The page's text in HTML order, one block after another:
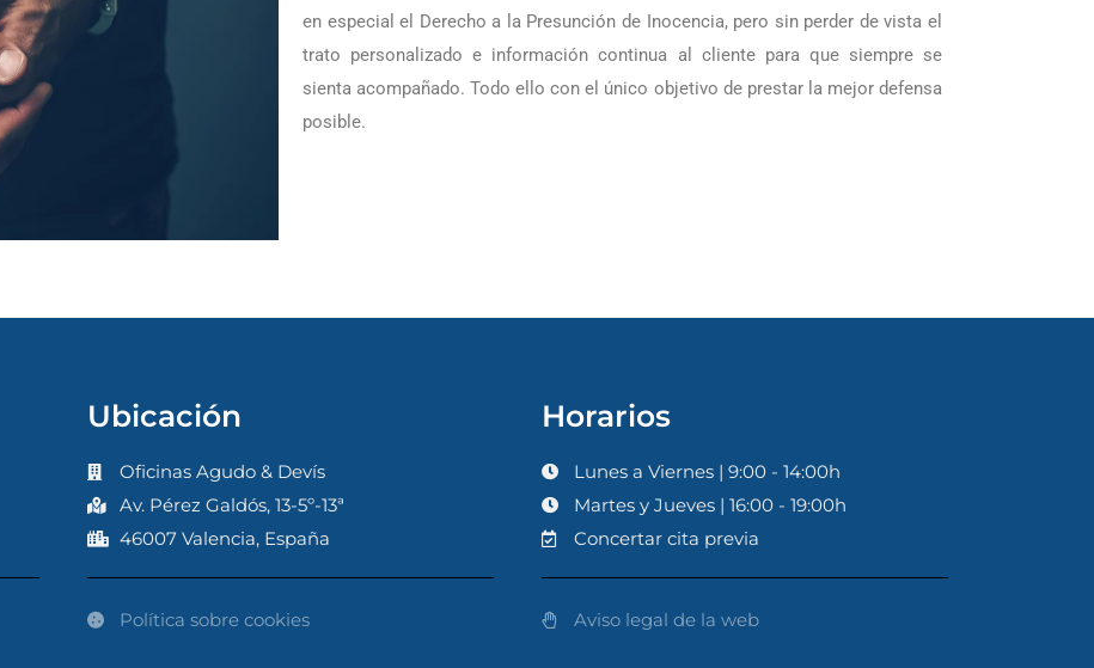
en especial el Derecho a la Presunción de Inocencia, pero sin perder de vista el
trato personalizado e información continua al cliente para que siempre se
sienta acompañado. Todo ello con el único objetivo de prestar la mejor defensa
posible.
Ubicación
Oficinas Agudo & Devís
Av. Pérez Galdós, 13-5º-13ª
46007 Valencia, España
Política sobre cookies
Horarios
Lunes a Viernes | 9:00 - 14:00h
Martes y Jueves | 16:00 - 19:00h
Concertar cita previa
Aviso legal de la web